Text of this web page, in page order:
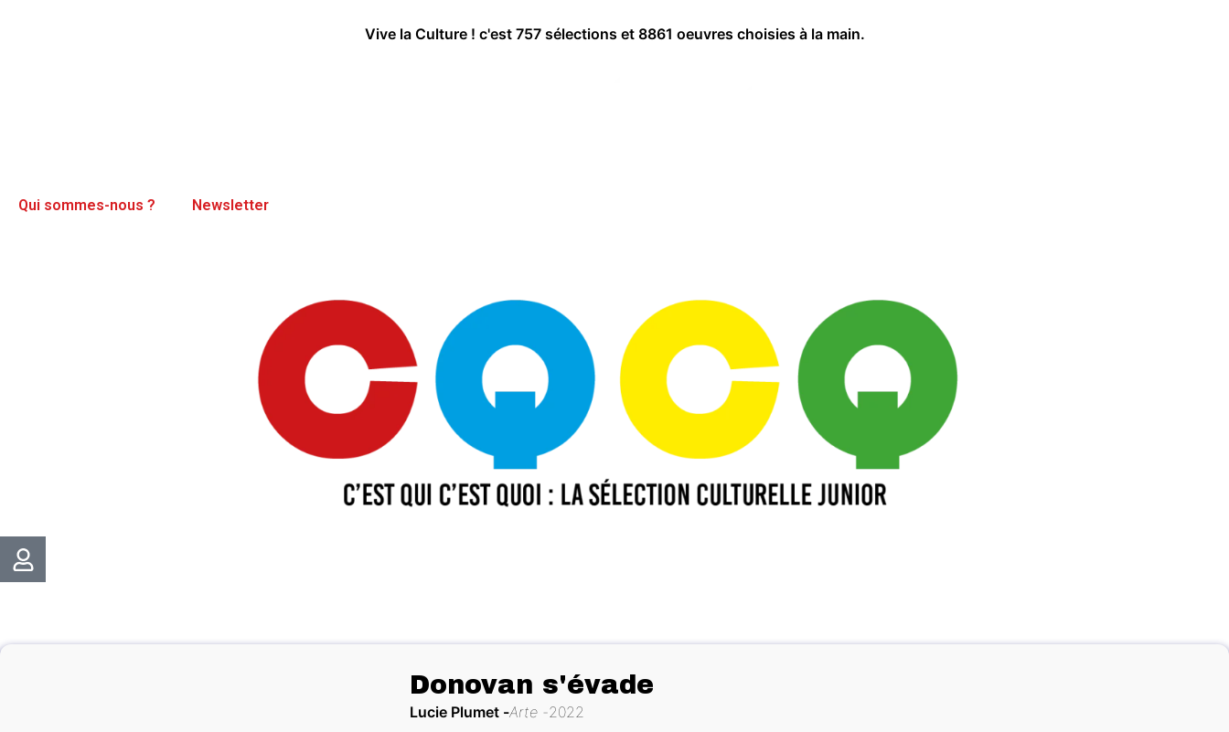
Vive la Culture ! c'est 757 sélections et 8861 oeuvres choisies à la main.
Qui sommes-nous ? Newsletter
Donovan s'évade
Lucie Plumet Arte 2022